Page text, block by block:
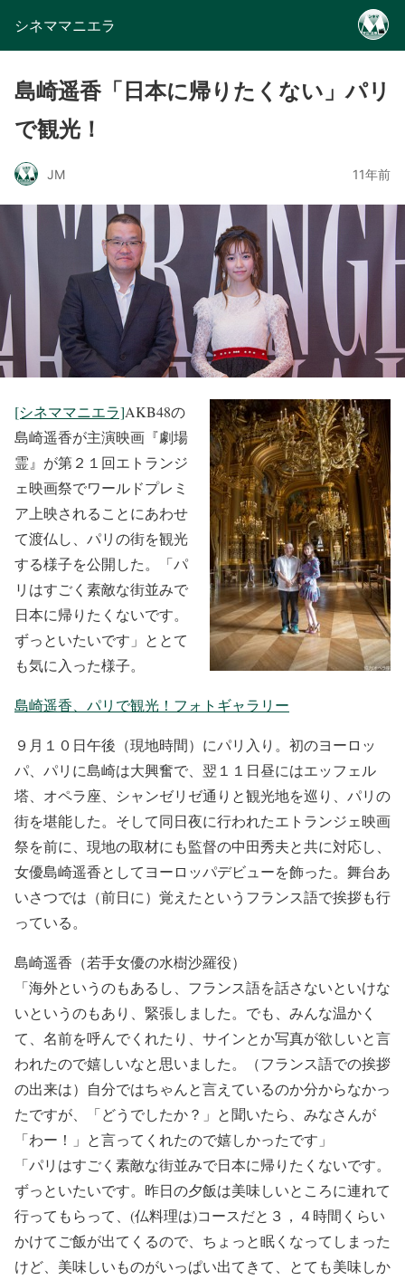
シネママニエラ
島崎遥香「日本に帰りたくない」パリ
で観光！
JM 11年前
[シネママニエラ]AKB48の
島崎遥香が主演映画『劇場
霊』が第２１回エトランジ
ェ映画祭でワールドプレミ
ア上映されることにあわせ
て渡仏し、パリの街を観光
する様子を公開した。「パ
リはすごく素敵な街並みで
日本に帰りたくないです。
ずっといたいです」ととて
も気に入った様子。
島崎遥香、パリで観光！フォトギャラリー
９月１０日午後（現地時間）にパリ入り。初のヨーロッ
パ、パリに島崎は大興奮で、翌１１日昼にはエッフェル
塔、オペラ座、シャンゼリゼ通りと観光地を巡り、パリの
街を堪能した。そして同日夜に行われたエトランジェ映画
祭を前に、現地の取材にも監督の中田秀夫と共に対応し、
女優島崎遥香としてヨーロッパデビューを飾った。舞台あ
いさつでは（前日に）覚えたというフランス語で挨拶も行
っている。
島崎遥香（若手女優の水樹沙羅役）
「海外というのもあるし、フランス語を話さないといけな
いというのもあり、緊張しました。でも、みんな温かく
て、名前を呼んでくれたり、サインとか写真が欲しいと言
われたので嬉しいなと思いました。（フランス語での挨拶
の出来は）自分ではちゃんと言えているのか分からなかっ
たですが、「どうでしたか？」と聞いたら、みなさんが
「わー！」と言ってくれたので嬉しかったです」
「パリはすごく素敵な街並みで日本に帰りたくないです。
ずっといたいです。昨日の夕飯は美味しいところに連れて
行ってもらって、(仏料理は)コースだと３，４時間くらい
かけてご飯が出てくるので、ちょっと眠くなってしまった
けど、美味しいものがいっぱい出てきて、とても美味しか